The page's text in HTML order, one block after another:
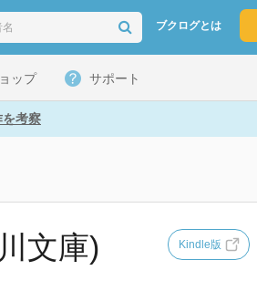
ブクログとは
ップ サポート
を考察
文庫) Kindle版